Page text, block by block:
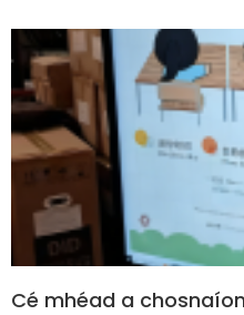
Cé mhéad a